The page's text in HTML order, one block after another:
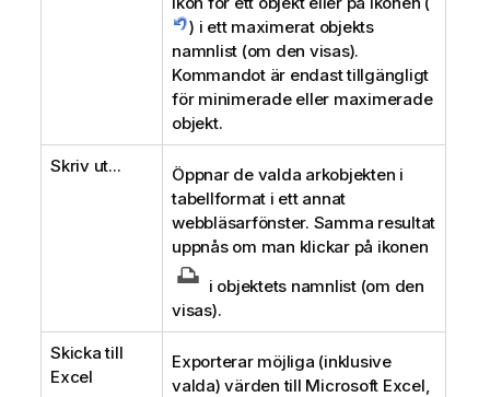
) i ett maximerat objekts
namnlist (om den visas).
Kommandot är endast tillgängligt
för minimerade eller maximerade
objekt.
Skriv ut...
Öppnar de valda arkobjekten i
tabellformat i ett annat
webbläsarfönster. Samma resultat
uppnås om man klickar på ikonen
i objektets namnlist (om den
visas).
Skicka till
Excel
Exporterar möjliga (inklusive
valda) värden till Microsoft Excel,